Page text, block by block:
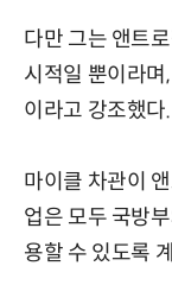
다만 그는 앤트
시적일 뿐이라며
이라고 강조했다.
마이클 차관이
업은 모두 국방
용할 수 있도록